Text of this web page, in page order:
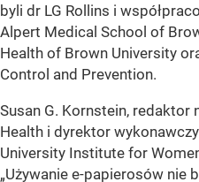
byli dr LG Rollins i
Alpert Medical School of
Health of Brown University
Control and Prevention.
Susan G. Kornstein, redaktor
Health i dyrektor
University Institute for
„Używanie e-papierosów nie